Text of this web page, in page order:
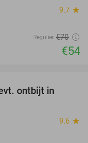
9.7 star
Regulier €70
€54
ontbijt in
9.6 star